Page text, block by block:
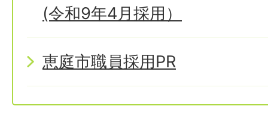
(令和9年4月採用）
恵庭市職員採用PR